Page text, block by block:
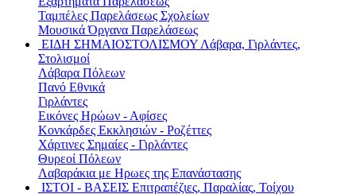
Ταμπέλες Παρελάσεως Σχολείων
Μουσικά Όργανα Παρελάσεως
ΕΙΔΗ ΣΗΜΑΙΟΣΤΟΛΙΣΜΟΥ Λάβαρα, Γιρλάντες,
Στολισμοί
Λάβαρα Πόλεων
Πανό Εθνικά
Γιρλάντες
Εικόνες Ηρώων - Αφίσες
Κονκάρδες Εκκλησιών - Ροζέττες
Χάρτινες Σημαίες - Γιρλάντες
Θυρεοί Πόλεων
Λαβαράκια με Ηρωες της Επανάστασης
ΙΣΤΟΙ - ΒΑΣΕΙΣ Επιτραπέζιες, Παραλίας, Τοίχου